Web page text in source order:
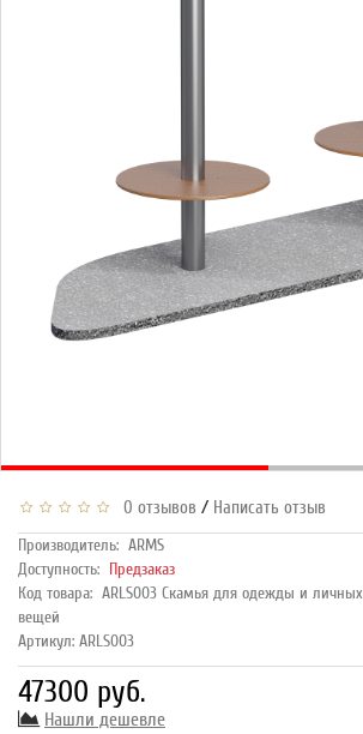
0 отзывов / Написать отзыв
Производитель: ARMS
Доступность: Предзаказ
Код товара: ARLS003 Скамья для одежды и личных
вещей
Артикул: ARLS003
47300 руб.
Нашли дешевле